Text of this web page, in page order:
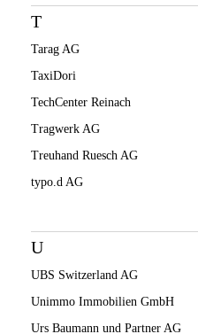
T
Tarag AG
TaxiDori
TechCenter Reinach
Tragwerk AG
Treuhand Ruesch AG
typo.d AG
U
UBS Switzerland AG
Unimmo Immobilien GmbH
Urs Baumann und Partner AG